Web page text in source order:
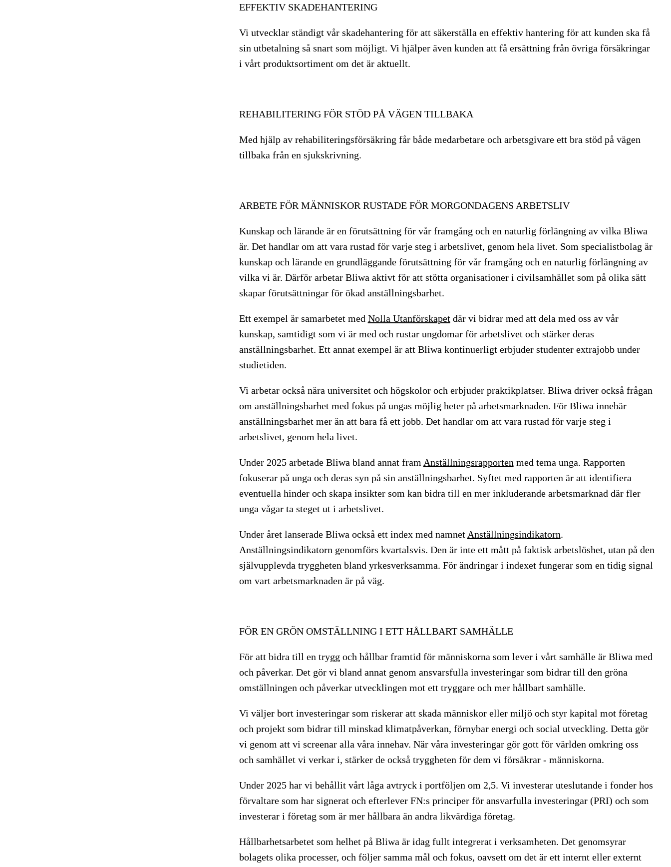
EFFEKTIV SKADEHANTERING
Vi utvecklar ständigt vår skadehantering för att säkerställa en effektiv hantering för att kunden ska få
sin utbetalning så snart som möjligt. Vi hjälper även kunden att få ersättning från övriga försäkringar
i vårt produktsortiment om det är aktuellt.
REHABILITERING FÖR STÖD PÅ VÄGEN TILLBAKA
Med hjälp av rehabiliteringsförsäkring får både medarbetare och arbetsgivare ett bra stöd på vägen
tillbaka från en sjukskrivning.
ARBETE FÖR MÄNNISKOR RUSTADE FÖR MORGONDAGENS ARBETSLIV
Kunskap och lärande är en förutsättning för vår framgång och en naturlig förlängning av vilka Bliwa
är. Det handlar om att vara rustad för varje steg i arbetslivet, genom hela livet. Som specialistbolag är
kunskap och lärande en grundläggande förutsättning för vår framgång och en naturlig förlängning av
vilka vi är. Därför arbetar Bliwa aktivt för att stötta organisationer i civilsamhället som på olika sätt
skapar förutsättningar för ökad anställningsbarhet.
Ett exempel är samarbetet med Nolla Utanförskapetdär vi bidrar med att dela med oss av vår
kunskap, samtidigt som vi är med och rustar ungdomar för arbetslivet och stärker deras
anställningsbarhet. Ett annat exempel är att Bliwa kontinuerligt erbjuder studenter extrajobb under
studietiden.
Vi arbetar också nära universitet och högskolor och erbjuder praktikplatser. Bliwa driver också frågan
om anställningsbarhet med fokus på ungas möjlig heter på arbetsmarknaden. För Bliwa innebär
anställningsbarhet mer än att bara få ett jobb. Det handlar om att vara rustad för varje steg i
arbetslivet, genom hela livet.
Under 2025 arbetade Bliwa bland annat fram Anställningsrapporten med tema unga. Rapporten
fokuserar på unga och deras syn på sin anställningsbarhet. Syftet med rapporten är att identifiera
eventuella hinder och skapa insikter som kan bidra till en mer inkluderande arbetsmarknad där fler
unga vågar ta steget ut i arbetslivet.
Under året lanserade Bliwa också ett index med namnet Anställningsindikatorn.
Anställningsindikatorn genomförs kvartalsvis. Den är inte ett mått på faktisk arbetslöshet, utan på den
självupplevda tryggheten bland yrkesverksamma. För ändringar i indexet fungerar som en tidig signal
om vart arbetsmarknaden är på väg.
FÖR EN GRÖN OMSTÄLLNING I ETT HÅLLBART SAMHÄLLE
För att bidra till en trygg och hållbar framtid för människorna som lever i vårt samhälle är Bliwa med
och påverkar. Det gör vi bland annat genom ansvarsfulla investeringar som bidrar till den gröna
omställningen och påverkar utvecklingen mot ett tryggare och mer hållbart samhälle.
Vi väljer bort investeringar som riskerar att skada människor eller miljö och styr kapital mot företag
och projekt som bidrar till minskad klimatpåverkan, förnybar energi och social utveckling. Detta gör
vi genom att vi screenar alla våra innehav. När våra investeringar gör gott för världen omkring oss
och samhället vi verkar i, stärker de också tryggheten för dem vi försäkrar - människorna.
Under 2025 har vi behållit vårt låga avtryck i portföljen om 2,5. Vi investerar uteslutande i fonder hos
förvaltare som har signerat och efterlever FN:s principer för ansvarfulla investeringar (PRI) och som
investerar i företag som är mer hållbara än andra likvärdiga företag.
Hållbarhetsarbetet som helhet på Bliwa är idag fullt integrerat i verksamheten. Det genomsyrar
bolagets olika processer, och följer samma mål och fokus, oavsett om det är ett internt eller externt